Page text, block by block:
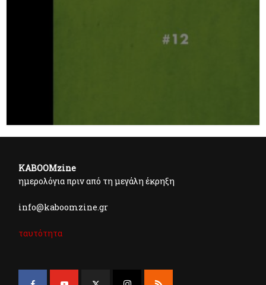
KABOOMzine
ημερολόγια πριν από τη μεγάλη έκρηξη
info@kaboomzine.gr
ταυτότητα